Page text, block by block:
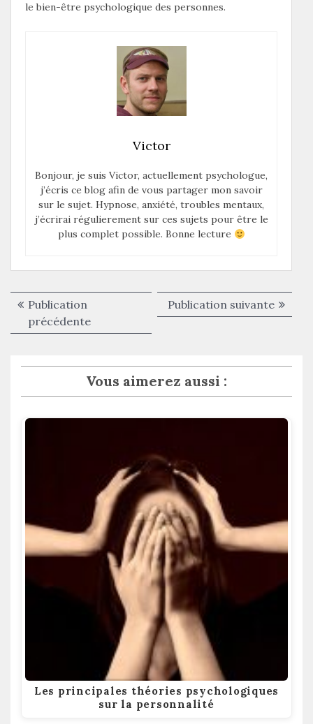
le bien-être psychologique des personnes.
Victor
Bonjour, je suis Victor, actuellement psychologue,
j’écris ce blog afin de vous partager mon savoir
sur le sujet. Hypnose, anxiété, troubles mentaux,
j’écrirai régulierement sur ces sujets pour être le
plus complet possible. Bonne lecture
Navigation
de
Publication
précédentePublication
précédente :
Publication suivante
Vous aimerez aussi :
Les principales théories psychologiques
sur la personnalité